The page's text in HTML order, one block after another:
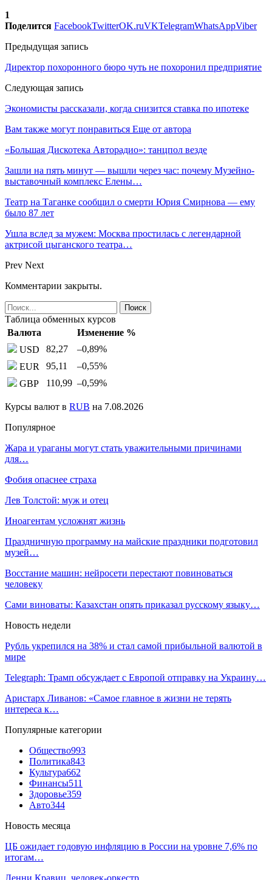
1
Поделится FacebookTwitterOK.ruVKTelegramWhatsAppViber
Предыдущая запись
Директор похоронного бюро чуть не похоронил предприятие
Следующая запись
Экономисты рассказали, когда снизится ставка по ипотеке
Вам также могут понравиться Еще от автора
«Большая Дискотека Авторадио»: танцпол везде
Зашли на пять минут — вышли через час: почему Музейно-
выставочный комплекс Елены…
Театр на Таганке сообщил о смерти Юрия Смирнова — ему
было 87 лет
Ушла вслед за мужем: Москва простилась с легендарной
актрисой цыганского театра…
Prev Next
Комментарии закрыты.
Таблица обменных курсов
Валюта
Изменение %
USD
82,27 –0,89%
EUR
95,11 –0,55%
GBP
110,99 –0,59%
Курсы валют в RUB на 7.08.2026
Популярное
Жара и ураганы могут стать уважительными причинами
для…
Фобия опаснее страха
Лев Толстой: муж и отец
Иноагентам усложнят жизнь
Праздничную программу на майские праздники подготовил
музей…
Восстание машин: нейросети перестают повиноваться
человеку
Сами виноваты: Казахстан опять приказал русскому языку…
Новость недели
Рубль укрепился на 38% и стал самой прибыльной валютой в
мире
Telegraph: Трамп обсуждает с Европой отправку на Украину…
Аристарх Ливанов: «Самое главное в жизни не терять
интереса к…
Популярные категории
Общество993
Политика843
Культура662
Финансы511
Здоровье359
Авто344
Новость месяца
ЦБ ожидает годовую инфляцию в России на уровне 7,6% по
итогам…
Ленни Кравиц, человек-оркестр